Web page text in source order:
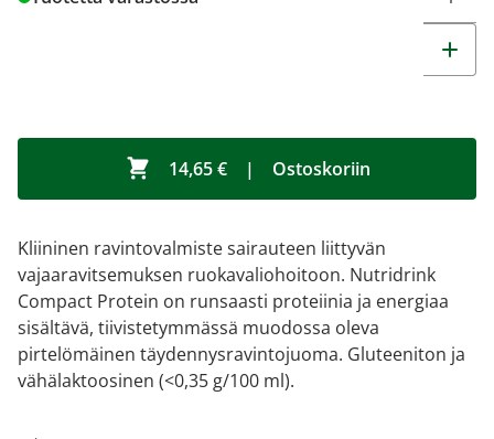
14,65 € | Ostoskoriin
Kliininen ravintovalmiste sairauteen liittyvän
vajaaravitsemuksen ruokavaliohoitoon. Nutridrink
Compact Protein on runsaasti proteiinia ja energiaa
sisältävä, tiivistetymmässä muodossa oleva
pirtelömäinen täydennysravintojuoma. Gluteeniton ja
vähälaktoosinen (<0,35 g/100 ml).